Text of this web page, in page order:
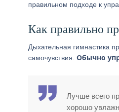
правильном подходе к
Как правильно
Дыхательная гимнастика
самочувствия. Обычно
Лучше всего
хорошо